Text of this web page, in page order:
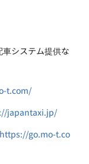
システム提供な
t.com/
japantaxi.jp/
https://go.mo-t.co